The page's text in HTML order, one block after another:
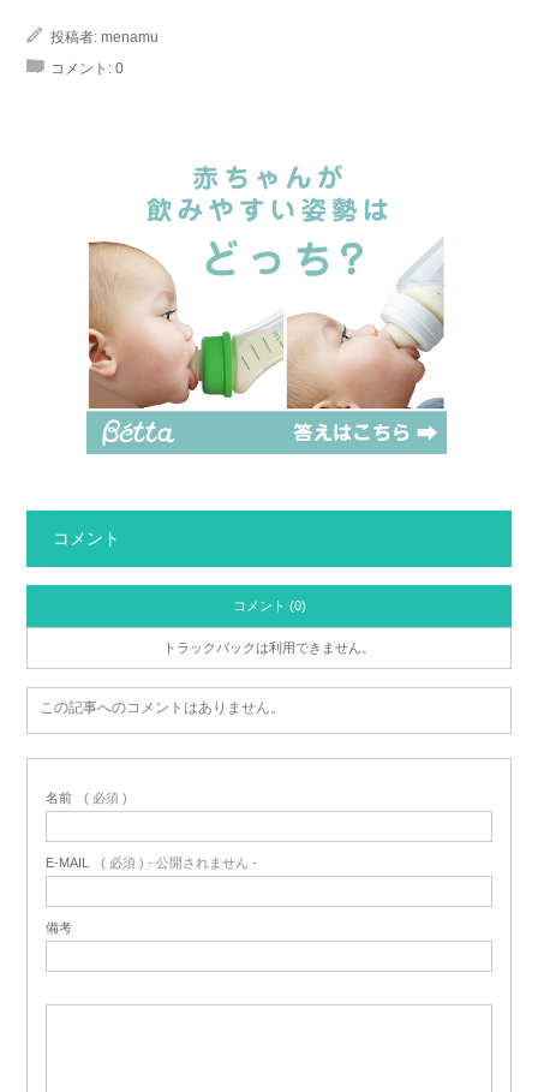
投稿者: menamu
コメント: 0
コメント
コメント (0)
トラックバックは利用できません。
この記事へのコメントはありません。
名前 ( 必須 )
E-MAIL ( 必須 ) - 公開されません -
備考